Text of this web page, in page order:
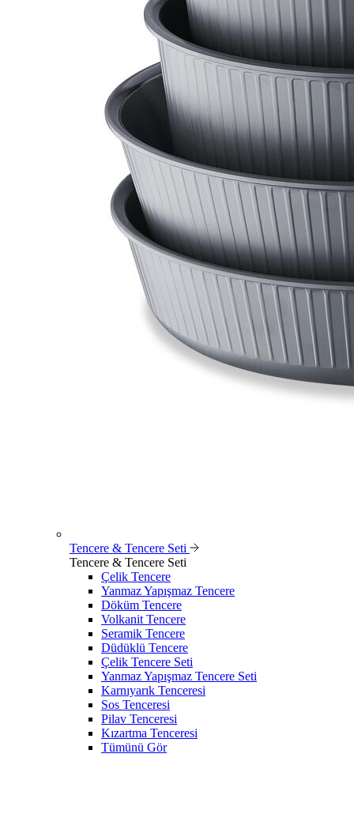
Tencere & Tencere Seti
Tencere & Tencere Seti
Çelik Tencere
Yanmaz Yapışmaz Tencere
Döküm Tencere
Volkanit Tencere
Seramik Tencere
Düdüklü Tencere
Çelik Tencere Seti
Yanmaz Yapışmaz Tencere Seti
Karnıyarık Tenceresi
Sos Tenceresi
Pilav Tenceresi
Kızartma Tenceresi
Tümünü Gör